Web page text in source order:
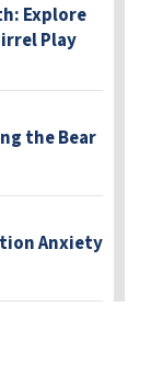
Explore
Play
the Bear
Anxiety